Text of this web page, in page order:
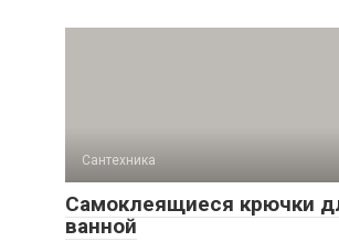
Сантехника
Самоклеящиеся крючки
ванной